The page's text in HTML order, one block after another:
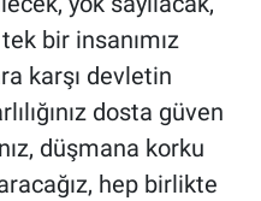
bir insanımız
karşı devletin
dosta güven
düşmana korku
hep birlikte